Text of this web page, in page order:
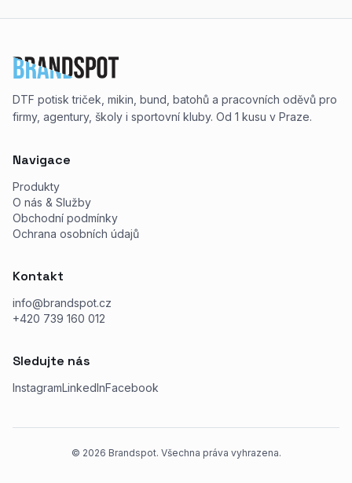
DTF potisk triček, mikin, bund, batohů a pracovních oděvů pro
firmy, agentury, školy i sportovní kluby. Od 1 kusu v Praze.
Navigace
Produkty
O nás & Služby
Obchodní podmínky
Ochrana osobních údajů
Kontakt
info@brandspot.cz
+420 739 160 012
Sledujte nás
InstagramLinkedInFacebook
© 2026 Brandspot. Všechna práva vyhrazena.